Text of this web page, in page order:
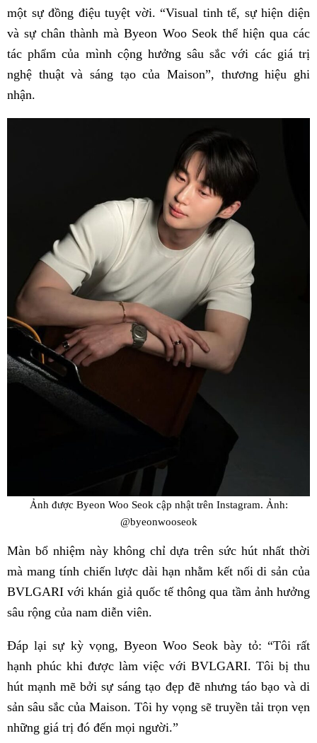
một sự đồng điệu tuyệt vời. “Visual tinh tế, sự hiện diện
và sự chân thành mà Byeon Woo Seok thể hiện qua các
tác phẩm của mình cộng hưởng sâu sắc với các giá trị
nghệ thuật và sáng tạo của Maison”, thương hiệu ghi
nhận.
Ảnh được Byeon Woo Seok cập nhật trên Instagram. Ảnh:
@byeonwooseok
Màn bổ nhiệm này không chỉ dựa trên sức hút nhất thời
mà mang tính chiến lược dài hạn nhằm kết nối di sản của
BVLGARI với khán giả quốc tế thông qua tầm ảnh hưởng
sâu rộng của nam diễn viên.
Đáp lại sự kỳ vọng, Byeon Woo Seok bày tỏ: “Tôi rất
hạnh phúc khi được làm việc với BVLGARI. Tôi bị thu
hút mạnh mẽ bởi sự sáng tạo đẹp đẽ nhưng táo bạo và di
sản sâu sắc của Maison. Tôi hy vọng sẽ truyền tải trọn vẹn
những giá trị đó đến mọi người.”